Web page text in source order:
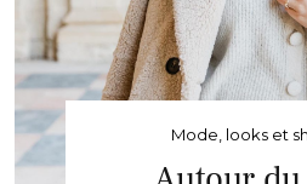
Mode, looks et